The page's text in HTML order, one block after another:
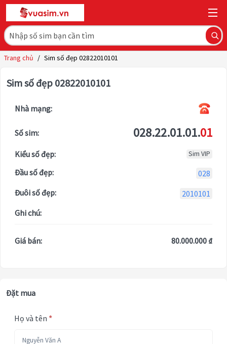
Trang chủ / Sim số đẹp 02822010101
Sim số đẹp 02822010101
Nhà mạng:
Số sim: 028.22.01.01.01
Kiểu số đẹp: Sim VIP
Đầu số đẹp:
028
Đuôi số đẹp:
2010101
Ghi chú:
Giá bán: 80.000.000 ₫
Đặt mua
Họ và tên *